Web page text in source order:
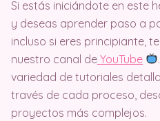
Si estás iniciándote en este
y deseas aprender paso a
incluso si eres principiante,
nuestro canal de YouTube
variedad de tutoriales
través de cada proceso,
proyectos más complejos.